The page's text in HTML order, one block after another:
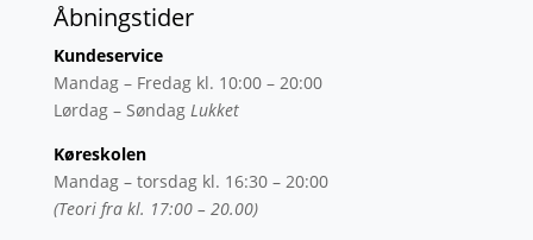
Åbningstider
Kundeservice
Mandag – Fredag kl. 10:00 – 20:00
Lørdag – Søndag Lukket
Køreskolen
Mandag – torsdag kl. 16:30 – 20:00
(Teori fra kl. 17:00 – 20.00)